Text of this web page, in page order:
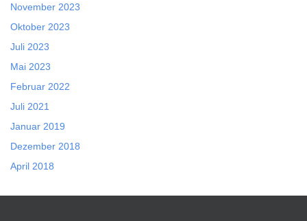
November 2023
Oktober 2023
Juli 2023
Mai 2023
Februar 2022
Juli 2021
Januar 2019
Dezember 2018
April 2018